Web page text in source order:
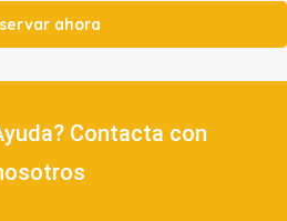
ahora
Contacta con